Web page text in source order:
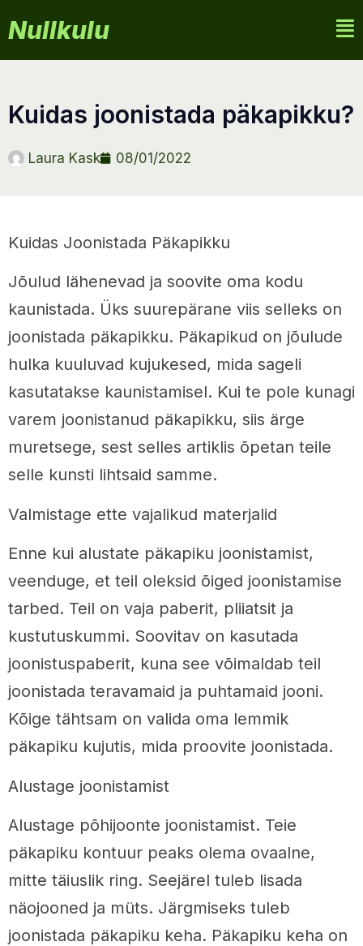
Nullkulu
kuidas joonistada päkapikku?
Laura Kask 08/01/2022
Kuidas Joonistada Päkapikku
Jõulud lähenevad ja soovite oma kodu
kaunistada. Üks suurepärane viis selleks on
joonistada päkapikku. Päkapikud on jõulude
hulka kuuluvad kujukesed, mida sageli
kasutatakse kaunistamisel. Kui te pole kunagi
varem joonistanud päkapikku, siis ärge
muretsege, sest selles artiklis õpetan teile
selle kunsti lihtsaid samme.
Valmistage ette vajalikud materjalid
Enne kui alustate päkapiku joonistamist,
veenduge, et teil oleksid õiged joonistamise
tarbed. Teil on vaja paberit, pliiatsit ja
kustutuskummi. Soovitav on kasutada
joonistuspaberit, kuna see võimaldab teil
joonistada teravamaid ja puhtamaid jooni.
Kõige tähtsam on valida oma lemmik
päkapiku kujutis, mida proovite joonistada.
Alustage joonistamist
Alustage põhijoonte joonistamist. Teie
päkapiku kontuur peaks olema ovaalne,
mitte täiuslik ring. Seejärel tuleb lisada
näojooned ja müts. Järgmiseks tuleb
joonistada päkapiku keha. Päkapiku keha on